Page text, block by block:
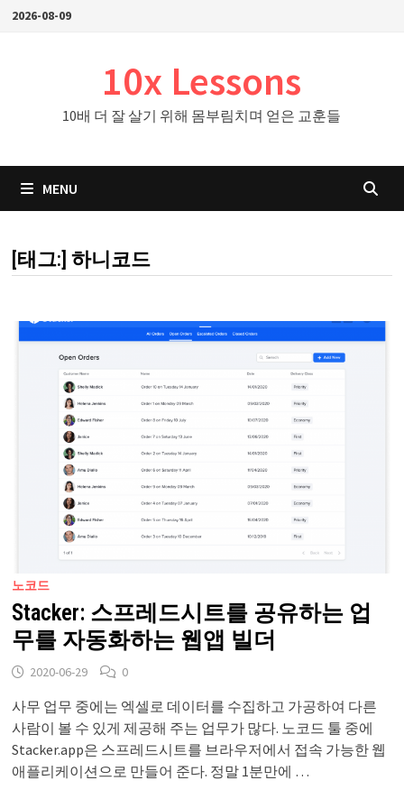
Skip2026-08-09
10x Lessons
10배 더 잘 살기 위해 몸부림치며 얻은 교훈들
MENU
[태그:]하니코드
노코드
Stacker: 스프레드시트를 공유하는 업
무를 자동화하는 웹앱 빌더
2020-06-29 0
사무 업무 중에는 엑셀로 데이터를 수집하고 가공하여 다른
사람이 볼 수 있게 제공해 주는 업무가 많다. 노코드 툴 중에
Stacker.app은 스프레드시트를 브라우저에서 접속 가능한 웹
애플리케이션으로 만들어 준다. 정말 1분만에 …